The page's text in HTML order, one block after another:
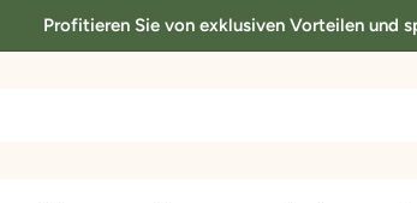
Profitieren Sie von exklusiven Vorteilen und